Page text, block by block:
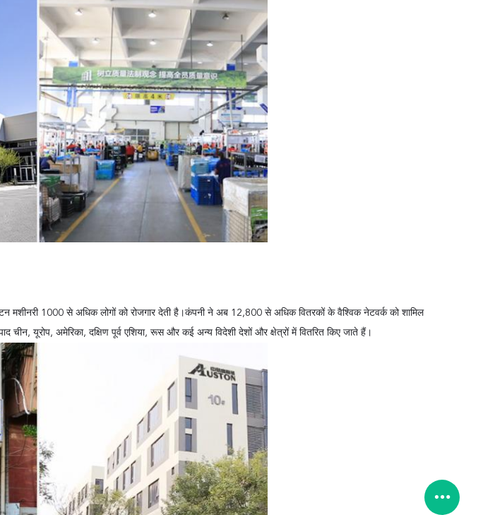
1000 से अधिक लोगों को रोजगार देती है।कंपनी ने अब 12,800 से अधिक वितरकों के वैश्विक नेटवर्क को शामिल
यूरोप, अमेरिका, दक्षिण पूर्व एशिया, रूस और कई अन्य विदेशी देशों और क्षेत्रों में वितरित किए जाते हैं।